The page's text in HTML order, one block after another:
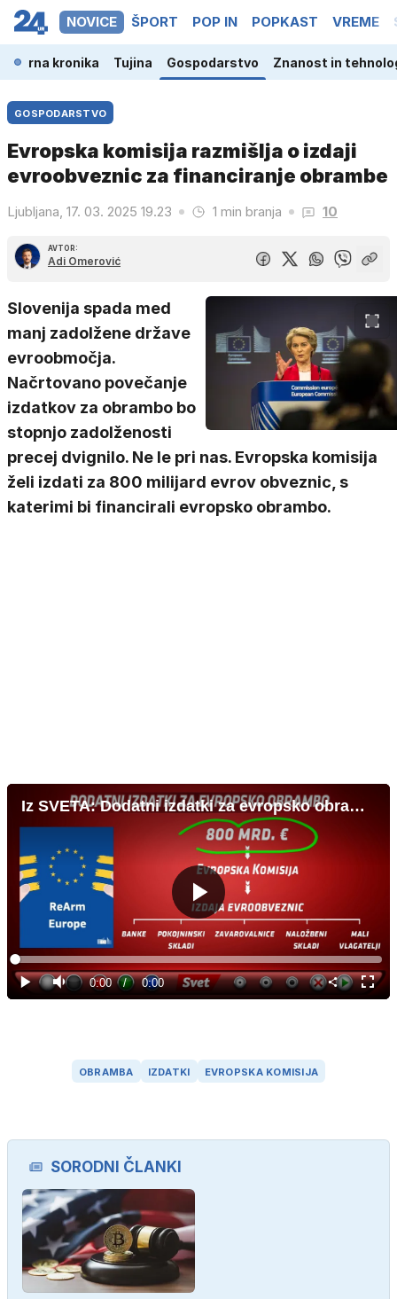
NOVICE ŠPORT POP IN POPKAST VREME
Črna kronika Tujina Gospodarstvo Znanost in
GOSPODARSTVO
Evropska komisija razmišlja o izdaji
evroobveznic za financiranje obrambe
Ljubljana, 17. 03. 2025 19.23 1 min branja 10
AVTOR:
Adi Omerović
Slovenija spada med
manj zadolžene države
evroobmočja.
Načrtovano povečanje
izdatkov za obrambo bo
stopnjo zadolženosti
precej dvignilo. Ne le pri nas. Evropska komisija
želi izdati za 800 milijard evrov obveznic, s
katerimi bi financirali evropsko obrambo.
Iz SVETA: Dodatni izdatki za evropsko obrambo
Predvajaj
Predvajaj
Tiho Current
0:00 / Duration
0:00
Loaded:
0%
način
OBRAMBA IZDATKI EVROPSKA KOMISIJA
SORODNI ČLANKI